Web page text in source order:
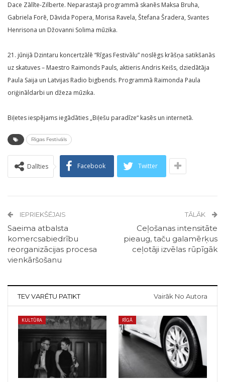
Dace Zālīte-Zilberte. Neparastajā programmā skanēs Maksa Bruha,
Gabriela Forē, Dāvida Popera, Morisa Ravela, Štefana Šradera, Svantes
Henrisona un Džovanni Solima mūzika.
21. jūnijā Dzintaru koncertzālē “Rīgas Festivālu” noslēgs krāšņa satikšanās
uz skatuves – Maestro Raimonds Pauls, aktieris Andris Keišs, dziedātāja
Paula Saija un Latvijas Radio bigbends. Programmā Raimonda Paula
oriģināldarbi un džeza mūzika.
Biļetes iespējams iegādāties „Biļešu paradīze“ kasēs un internetā.
Rīgas Festivāls
Dalīties Facebook Twitter
IEPRIEKŠĒJAIS
Saeima atbalsta
komercsabiedrību
reorganizācijas procesa
vienkāršošanu
TĀLĀK
Ceļošanas intensitāte
pieaug, taču galamērķus
ceļotāji izvēlas rūpīgāk
TEV VARĒTU PATIKT Vairāk No Autora
KULTŪRA RĪGĀ